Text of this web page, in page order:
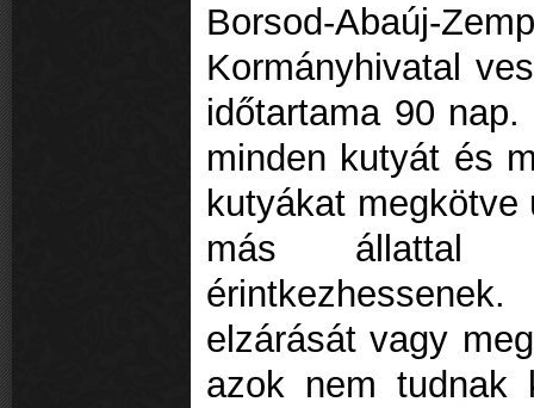
Borsod-
Kormányhivatal
időtartama 90
minden kutyát és
kutyákat
más állattal
elzárását vagy
azok nem tudnak